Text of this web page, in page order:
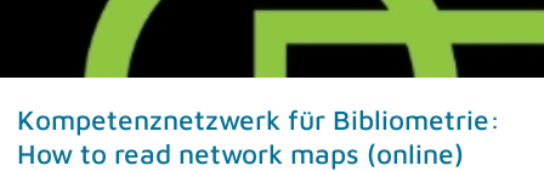
Kompetenznetzwerk für Bibliometrie:
How to read network maps (online)